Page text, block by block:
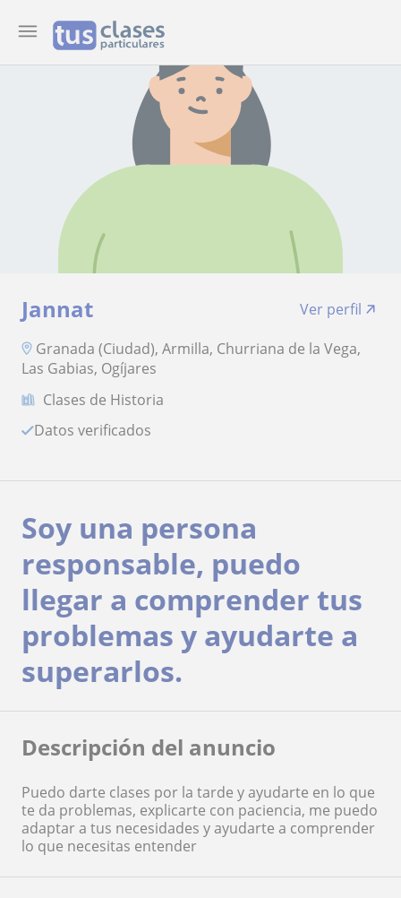
Jannat
Ver perfil
Granada (Ciudad), Armilla, Churriana de la Vega,
Las Gabias, Ogíjares
Clases de Historia
Datos verificados
Soy una persona
responsable, puedo
llegar a comprender tus
problemas y ayudarte a
superarlos.
Descripción del anuncio
Puedo darte clases por la tarde y ayudarte en lo que
te da problemas, explicarte con paciencia, me puedo
adaptar a tus necesidades y ayudarte a comprender
lo que necesitas entender